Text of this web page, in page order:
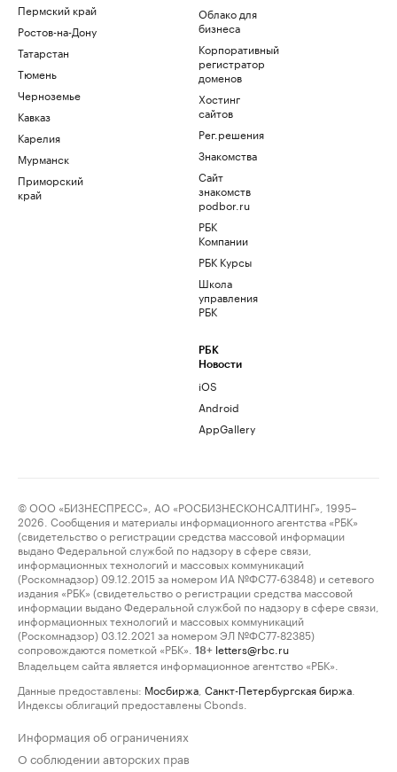
Пермский край
Ростов-на-Дону
Татарстан
Тюмень
Черноземье
Кавказ
Карелия
Мурманск
Приморский
край
Облако для
бизнеса
Корпоративный
регистратор
доменов
Хостинг
сайтов
Рег.решения
Знакомства
Сайт
знакомств
podbor.ru
РБК
Компании
РБК Курсы
Школа
управления
РБК
РБК
Новости
iOS
Android
AppGallery
© ООО «БИЗНЕСПРЕСС», АО «РОСБИЗНЕСКОНСАЛТИНГ», 1995–
2026. Сообщения и материалы информационного агентства «РБК»
(свидетельство о регистрации средства массовой информации
выдано Федеральной службой по надзору в сфере связи,
информационных технологий и массовых коммуникаций
(Роскомнадзор) 09.12.2015 за номером ИА №ФС77-63848) и сетевого
издания «РБК» (свидетельство о регистрации средства массовой
информации выдано Федеральной службой по надзору в сфере связи,
информационных технологий и массовых коммуникаций
(Роскомнадзор) 03.12.2021 за номером ЭЛ №ФС77-82385)
сопровождаются пометкой «РБК».
18+ letters@rbc.ru
Владельцем сайта является информационное агентство «РБК».
Данные предоставлены: Мосбиржа Санкт-Петербургская биржа
Индексы облигаций предоставлены Cbonds.
Информация об ограничениях
О соблюдении авторских прав